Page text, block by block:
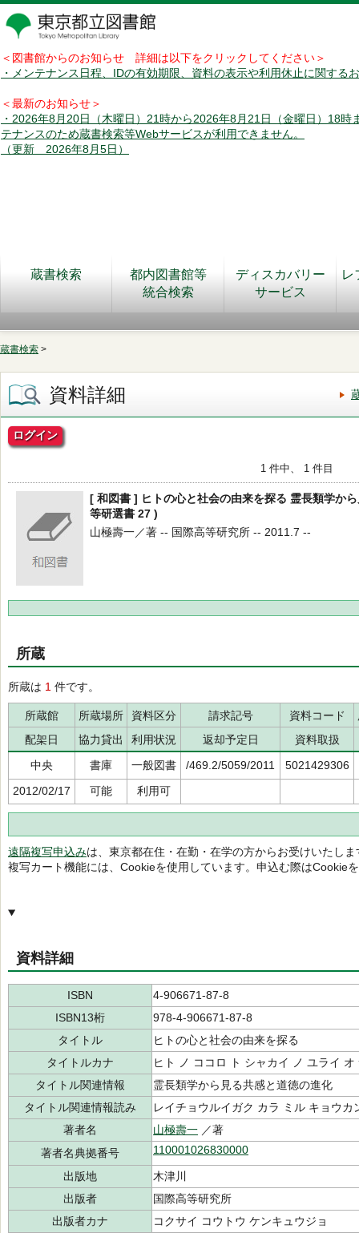
＜図書館からのお知らせ 詳細は以下をクリックしてください＞
・メンテナンス日程、IDの有効期限、資料の表示や利用休止に関する
＜最新のお知らせ＞
・2026年8月20日（木曜日）21時から2026年8月21日（金曜日）18時
テナンスのため蔵書検索等Webサービスが利用できません。
（更新 2026年8月5日）
蔵書検索
都内図書館等
統合検索
ディスカバリー
サービス
レ
蔵書検索 >
資料詳細
ログイン
1 件中、 1 件目
[ 和図書 ] ヒトの心と社会の由来を探る 霊長類学か
等研選書 27 )
山極壽一／著 -- 国際高等研究所 -- 2011.7 --
所蔵
所蔵は 1 件です。
所蔵館 所蔵場所 資料区分 請求記号 資料コード
配架日
協力貸出 利用状況 返却予定日
資料取扱
中央
書庫 一般図書 /469.2/5059/2011
5021429306
2012/02/17
可能 利用可
遠隔複写申込みは、東京都在住・在勤・在学の方からお受けいたしま
複写カート機能には、Cookieを使用しています。申込む際はCookie
資料詳細
ISBN
4-906671-87-8
ISBN13桁
978-4-906671-87-8
タイトル
ヒトの心と社会の由来を探る
タイトルカナ
ヒト ノ ココロ ト シャカイ ノ ユライ オ
タイトル関連情報
霊長類学から見る共感と道徳の進化
タイトル関連情報読み
レイチョウルイガク カラ ミル キョウカ
著者名
山極壽一 ／著
著者名典拠番号
110001026830000
出版地
木津川
出版者
国際高等研究所
出版者カナ
コクサイ コウトウ ケンキュウジョ